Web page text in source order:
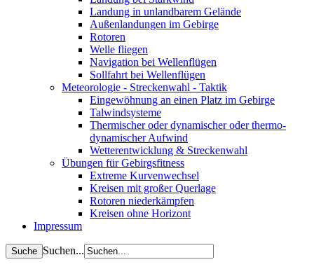
Landung in unlandbarem Gelände
Außenlandungen im Gebirge
Rotoren
Welle fliegen
Navigation bei Wellenflügen
Sollfahrt bei Wellenflügen
Meteorologie - Streckenwahl - Taktik
Eingewöhnung an einen Platz im Gebirge
Talwindsysteme
Thermischer oder dynamischer oder thermo-
dynamischer Aufwind
Wetterentwicklung & Streckenwahl
Übungen für Gebirgsfitness
Extreme Kurvenwechsel
Kreisen mit großer Querlage
Rotoren niederkämpfen
Kreisen ohne Horizont
Impressum
Suchen...